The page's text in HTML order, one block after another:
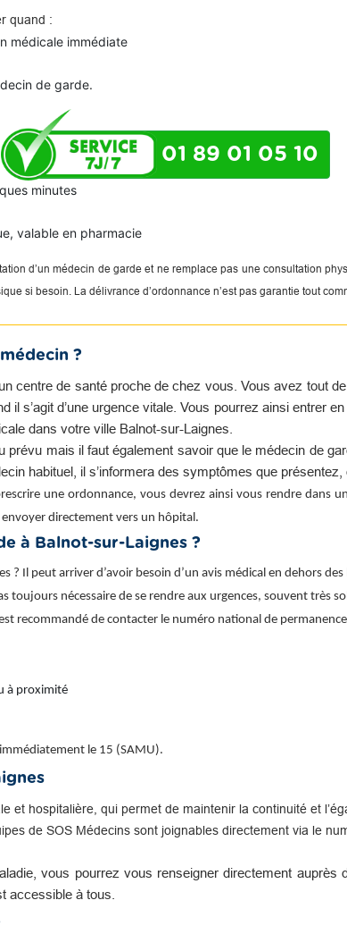
quand :
médicale immédiate
de garde.
01 89 01 05 10
minutes
valable en pharmacie
d’un médecin de garde et ne remplace pas une consultation
si besoin. La délivrance d’ordonnance n’est pas garantie tout
?
centre de santé proche de chez vous. Vous avez tout
il s’agit d’une urgence vitale. Vous pourrez ainsi entrer
dans votre ville Balnot-sur-Laignes.
mais il faut également savoir que le médecin de
habituel, il s’informera des symptômes que
une ordonnance, vous devrez ainsi vous rendre dans
directement vers un hôpital.
à Balnot-sur-Laignes ?
? Il peut arriver d’avoir besoin d’un avis médical en dehors
toujours nécessaire de se rendre aux urgences, souvent très
recommandé de contacter le numéro national de
à proximité
le 15 (SAMU).
et hospitalière, qui permet de maintenir la continuité et
de SOS Médecins sont joignables directement via le
vous pourrez vous renseigner directement auprès
accessible à tous.